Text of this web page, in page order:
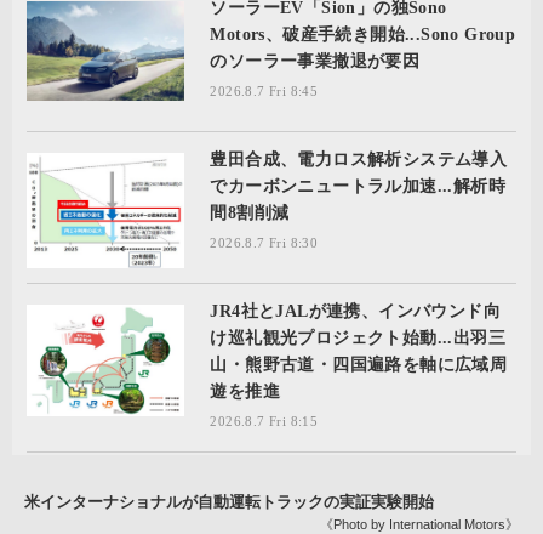
ソーラーEV「Sion」の独Sono
Motors、破産手続き開始...Sono Group
のソーラー事業撤退が要因
2026.8.7 Fri 8:45
豊田合成、電力ロス解析システム導入
でカーボンニュートラル加速...解析時
間8割削減
2026.8.7 Fri 8:30
JR4社とJALが連携、インバウンド向
け巡礼観光プロジェクト始動...出羽三
山・熊野古道・四国遍路を軸に広域周
遊を推進
2026.8.7 Fri 8:15
《Photo by International Motors》
米インターナショナルが自動運転トラックの実証実験開始